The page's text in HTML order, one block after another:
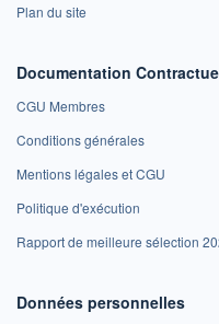
Plan du site
Documentation
CGU Membres
Conditions générales
Mentions légales et CGU
Politique d'exécution
Rapport de meilleure sélection
Données personnelles